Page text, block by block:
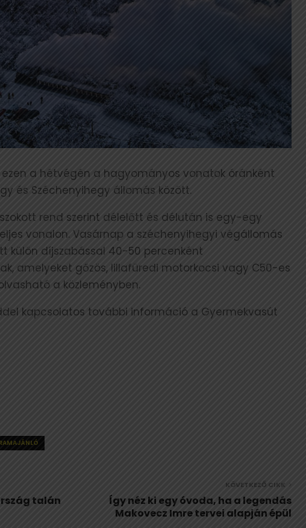
a hétvégén a hagyományos vonatok óránként
és Széchenyihegy állomás között.
rend szerint délelőtt és délután is egy-egy
vonalon. Vasárnap a széchenyihegyi végállomás
külön díjszabással 40-50 percenként
amelyeket gőzös, lillafüredi motorkocsi vagy C50-es
a közleményben.
kapcsolatos további információ a Gyermekvasút
talán
KÖVETKEZŐ CIKK
Így néz ki egy óvoda, ha a legendás
Makovecz Imre tervei alapján épül